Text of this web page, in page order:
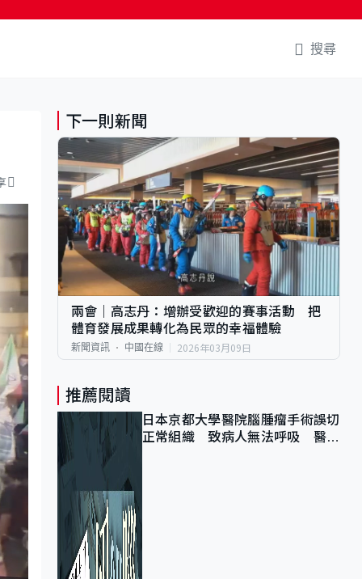
搜尋
下一則新聞
兩會｜高志丹：增辦受歡迎的賽事活動 把
體育發展成果轉化為民眾的幸福體驗
新聞資訊 中國在線 2026年03月09日
推薦閱讀
日本京都大學醫院腦腫瘤手術誤切
正常組織 致病人無法呼吸 醫院